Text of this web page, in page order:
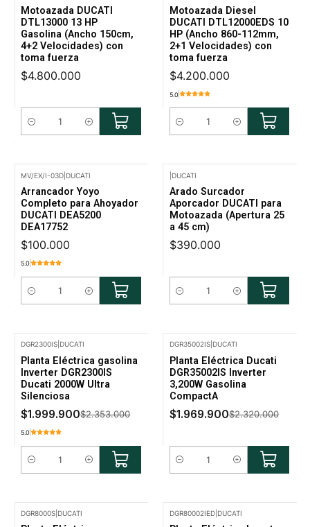
Motoazada DUCATI
DTL13000 13 HP
Gasolina (Ancho 150cm,
4+2 Velocidades) con
toma fuerza
$4.800.000
Cantidad
Motoazada Diesel
DUCATI DTL12000EDS 10
HP (Ancho 860-112mm,
2+1 Velocidades) con
toma fuerza
$4.200.000
5.0
Cantidad
MV/EX/I-03D DUCATI
Arrancador Yoyo
Completo para Ahoyador
DUCATI DEA5200
DEA17752
$100.000
5.0
Cantidad
DUCATI
Arado Surcador
Aporcador DUCATI para
Motoazada (Apertura 25
a 45 cm)
$390.000
Cantidad
DGR2300IS DUCATI
Planta Eléctrica gasolina
Inverter DGR2300IS
Ducati 2000W Ultra
Silenciosa
$1.999.900$2.353.000
5.0
Cantidad
DGR35002IS| DUCATI
Planta Eléctrica Ducati
DGR35002IS Inverter
3,200W Gasolina
CompactA
$1.969.900$2.320.000
Cantidad
DGR8000S DUCATI DGR80002IED| DUCATI